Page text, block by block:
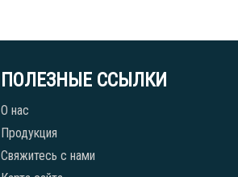
ПОЛЕЗНЫЕ ССЫЛКИ
О нас
Продукция
Свяжитесь с нами